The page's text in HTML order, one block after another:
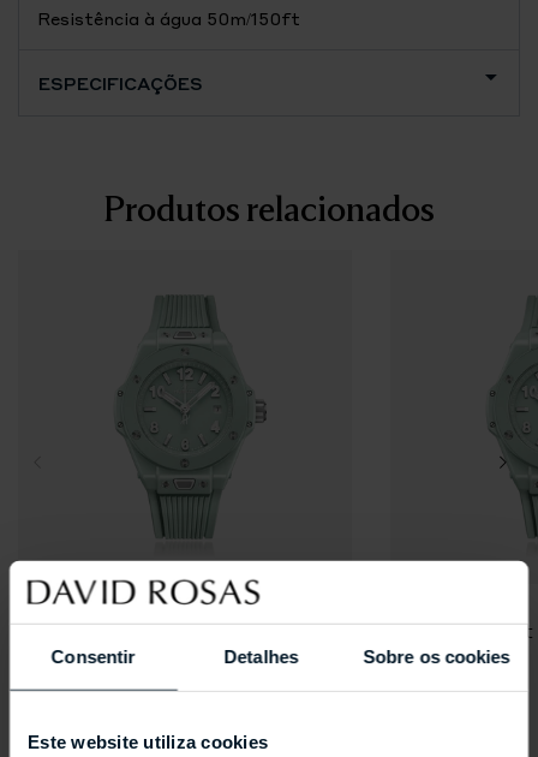
Consentir Detalhes Sobre os cookies
Este website utiliza cookies
Resistência à água 50m/150ft
ESPECIFICAÇÕES
Produtos relacionados
HUBLOT
Big Bang Mint Green Ceramic Big Bang Mint